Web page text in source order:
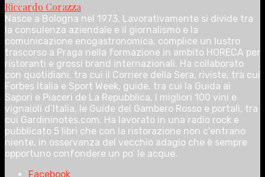
Riccardo Corazza
Nasce a Bologna nel 1973. Lavorativamente si divide tra
la consulenza aziendale e il giornalismo e la
comunicazione enogastronomica, complice un lustro
trascorso a Praga nella formazione in ambito HORECA per
ristoranti e grossi brand internazionali. Ha collaborato
con quotidiani, tra cui il Corriere della Sera, riviste, tra cui
Forbes Italia e Sport Week, guide, tra cui la Guida ai
Sapori e Piaceri de La Repubblica, I migliori 100 vini e
vignaioli d’Italia, le Guide del Gambero Rosso e portali, tra
cui Gardininotes.com. Ha lavorato in una radio rock e
pubblicato 5 libri che con la ristorazione non c'entrano
niente, in osservanza del vecchio adagio che è sempre
opportuno confondere un po’ le acque.
Facebook